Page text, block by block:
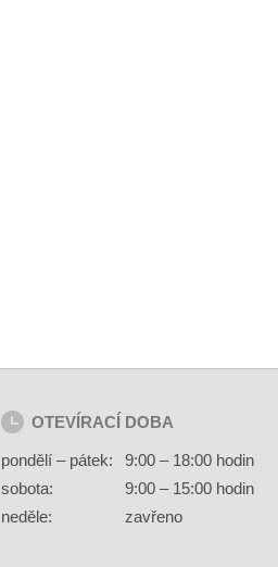
OTEVÍRACÍ DOBA
pondělí – pátek:
9:00 – 18:00 hodin
sobota:
9:00 – 15:00 hodin
neděle:
zavřeno